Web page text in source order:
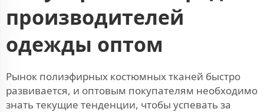
производителей
одежды оптом
Рынок полиэфирных костюмных тканей быстро
развивается, и оптовым покупателям необходимо
знать текущие тенденции, чтобы успевать за